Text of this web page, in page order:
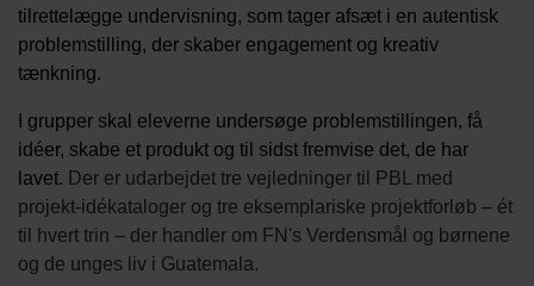
tilrettelægge undervisning, som tager afsæt i en autentisk
problemstilling, der skaber engagement og kreativ
tænkning.
I grupper skal eleverne undersøge problemstillingen, få
idéer, skabe et produkt og til sidst fremvise det, de har
lavet. Der er udarbejdet tre vejledninger til PBL med
projekt-idékataloger og tre eksemplariske projektforløb – ét
til hvert trin – der handler om FN's Verdensmål og børnene
og de unges liv i Guatemala.